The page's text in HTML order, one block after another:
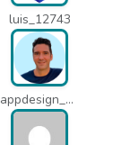
luis_12743
appdesign_pbe